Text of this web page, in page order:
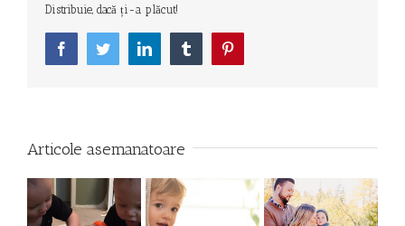
Distribuie, dacă ți-a plăcut!
FacebookTwitterLinkedIn Tumblr
Articole asemanatoare